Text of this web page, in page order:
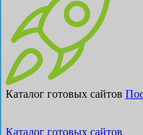
Каталог готовых сайтов
Каталог готовых сайтов